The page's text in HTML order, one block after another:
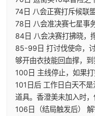
74日 八会正赛打斥候联
78日 八会准决赛七星事
84日 八会决赛打拂晓，
85-99日 打讨伐使命，
够开由衣技能回血撑，
100日 主线停止，如果
101日后 工作日白天不是
道具。香澄美未加入时
106日（结局触发后）